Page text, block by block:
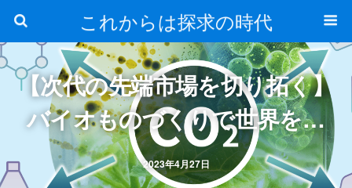
これからは探求の時代
2023年4月27日
【次代の先端市場を切り拓く】
バイオものづくりで世界をリ
ードするには？